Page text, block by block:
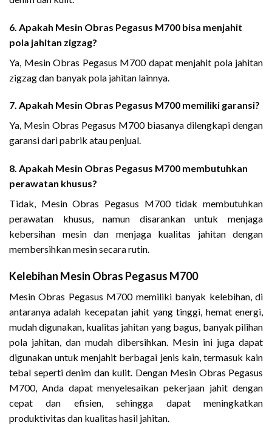
6. Apakah Mesin Obras Pegasus M700 bisa menjahit
pola jahitan zigzag?
Ya, Mesin Obras Pegasus M700 dapat menjahit pola jahitan
zigzag dan banyak pola jahitan lainnya.
7. Apakah Mesin Obras Pegasus M700 memiliki garansi?
Ya, Mesin Obras Pegasus M700 biasanya dilengkapi dengan
garansi dari pabrik atau penjual.
8. Apakah Mesin Obras Pegasus M700 membutuhkan
perawatan khusus?
Tidak, Mesin Obras Pegasus M700 tidak membutuhkan
perawatan khusus, namun disarankan untuk menjaga
kebersihan mesin dan menjaga kualitas jahitan dengan
membersihkan mesin secara rutin.
Kelebihan Mesin Obras Pegasus M700
Mesin Obras Pegasus M700 memiliki banyak kelebihan, di
antaranya adalah kecepatan jahit yang tinggi, hemat energi,
mudah digunakan, kualitas jahitan yang bagus, banyak pilihan
pola jahitan, dan mudah dibersihkan. Mesin ini juga dapat
digunakan untuk menjahit berbagai jenis kain, termasuk kain
tebal seperti denim dan kulit. Dengan Mesin Obras Pegasus
M700, Anda dapat menyelesaikan pekerjaan jahit dengan
cepat dan efisien, sehingga dapat meningkatkan
produktivitas dan kualitas hasil jahitan.